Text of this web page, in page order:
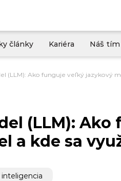
články Kariéra Náš tím
(LLM): Ako funguje veľký jazykový
(LLM): Ako
a kde sa